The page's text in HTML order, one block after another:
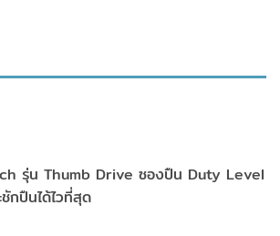
รุ่น Thumb Drive ซองปืน Duty Level
กปืนได้ไวที่สุด